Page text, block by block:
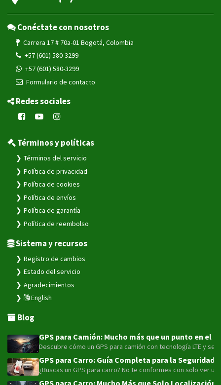
Conéctate con nosotros
Carrera 17 # 70a-01 Bogotá, Colombia
+57 (601) 580-3299
+57 (601) 580-3299
Formulario de contacto
Redes sociales
Términos y políticas
Términos del servicio
Política de privacidad
Política de cookies
Política de envíos
Política de garantía
Política de reembolso
Sistema y recursos
Registro de cambios
Estado del servicio
Agradecimientos
English
Blog
GPS para Camión: Mucho más que un punto en
Descubre cómo un GPS para camión con tecnología LTE y
GPS para Carro: Guía Completa para la
¿Buscas un GPS para carro? No te conformes con solo ver